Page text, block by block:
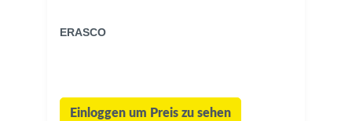
ERASCO
Einloggen um Preis zu sehen